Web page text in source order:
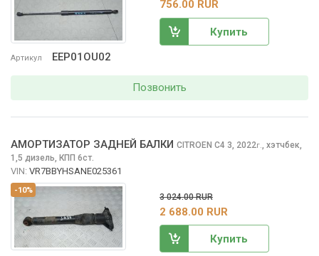
Артикул EEP01OU02
756.00 RUR
Купить
Позвонить
-10%
АМОРТИЗАТОР ЗАДНЕЙ БАЛКИ CITROEN C4 3, 2022г.
хэтчбек,
1,5 дизель, КПП 6ст.
VIN: VR7BBYHSANE025361
3 024.00 RUR
2 688.00 RUR
Купить